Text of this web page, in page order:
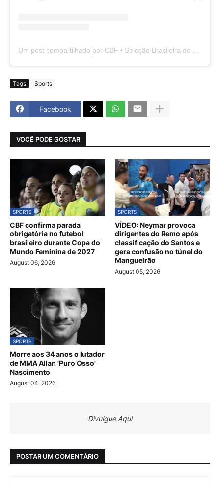
Tags Sports
Facebook
VOCÊ PODE GOSTAR
SPORTS
CBF confirma parada
obrigatória no futebol
brasileiro durante Copa do
Mundo Feminina de 2027
August 06, 2026
SPORTS
VÍDEO: Neymar provoca
dirigentes do Remo após
classificação do Santos e
gera confusão no túnel do
Mangueirão
August 05, 2026
SPORTS
Morre aos 34 anos o lutador
de MMA Allan 'Puro Osso'
Nascimento
August 04, 2026
Divulgue Aqui
POSTAR UM COMENTÁRIO